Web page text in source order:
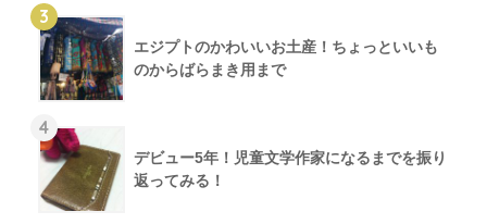
3
エジプトのかわいいお土産！ちょっといいも
のからばらまき用まで
4
デビュー5年！児童文学作家になるまでを振り
返ってみる！